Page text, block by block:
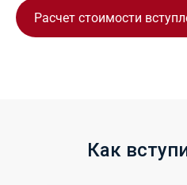
Расчет стоимости
Как